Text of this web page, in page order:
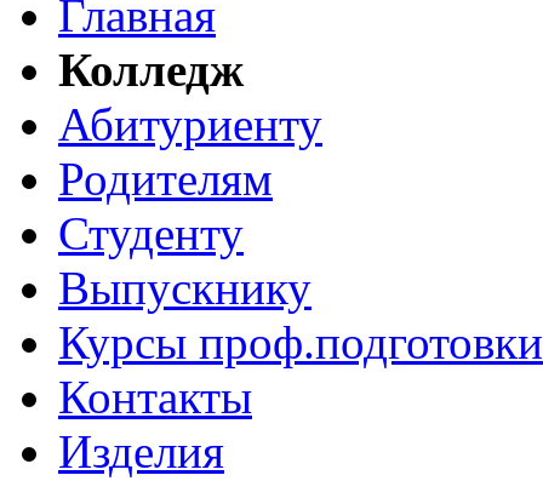
Главная
Колледж
Абитуриенту
Родителям
Студенту
Выпускнику
Курсы проф.подготовки
Контакты
Изделия